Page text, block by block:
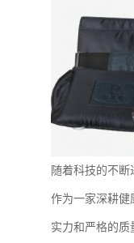
随着科技的不断
作为一家深耕健
实力和严格的质